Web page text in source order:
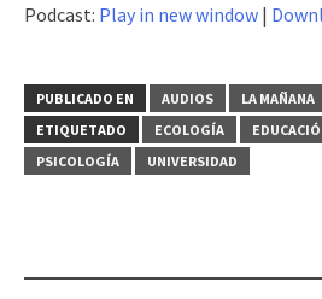
audio
Podcast: Play in new window |
PUBLICADO EN AUDIOS
LA MAÑANA
ETIQUETADO
ECOLOGÍA
PSICOLOGÍA
UNIVERSIDAD